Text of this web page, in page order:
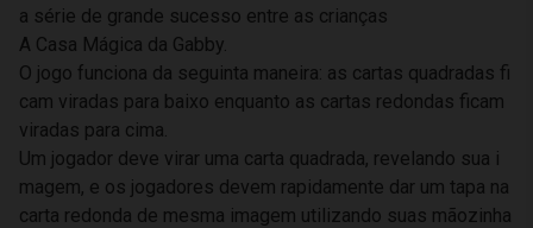
a série de grande sucesso entre as crianças
A Casa Mágica da Gabby.
O jogo funciona da seguinta maneira: as cartas quadradas fi
cam viradas para baixo enquanto as cartas redondas ficam
viradas para cima.
Um jogador deve virar uma carta quadrada, revelando sua i
magem, e os jogadores devem rapidamente dar um tapa na
carta redonda de mesma imagem utilizando suas mãozinha